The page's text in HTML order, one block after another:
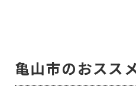
亀山市のおスス